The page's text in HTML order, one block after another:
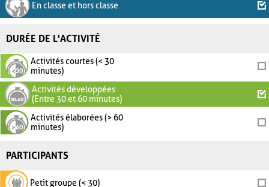
En classe et hors classe
DURÉE DE L'ACTIVITÉ
Activités courtes (< 30
minutes)
Activités développées
(Entre 30 et 60 minutes)
Activités élaborées (> 60
minutes)
PARTICIPANTS
Petit groupe (< 30)